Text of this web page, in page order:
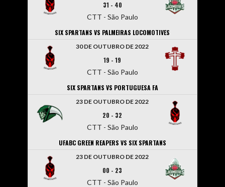
31 - 40
CTT - São Paulo
SIX SPARTANS VS PALMEIRAS LOCOMOTIVES
30 DE OUTUBRO DE 2022
19 -19
CTT - São Paulo
SIX SPARTANS VS PORTUGUESA FA
23 DE OUTUBRO DE 2022
20 - 32
CTT - São Paulo
UFABC GREEN REAPERS VS SIX SPARTANS
23 DE OUTUBRO DE 2022
00 - 23
CTT - São Paulo